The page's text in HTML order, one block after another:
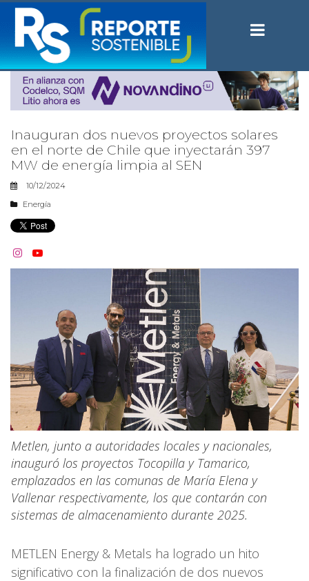
Inauguran dos nuevos proyectos solares
en el norte de Chile que inyectarán 397
MW de energía limpia al SEN
10/12/2024
Energía
 
Metlen, junto a autoridades locales y nacionales,
inauguró los proyectos Tocopilla y Tamarico,
emplazados en las comunas de María Elena y
Vallenar respectivamente, los que contarán con
sistemas de almacenamiento durante 2025.
METLEN Energy & Metals ha logrado un hito
significativo con la finalización de dos nuevos